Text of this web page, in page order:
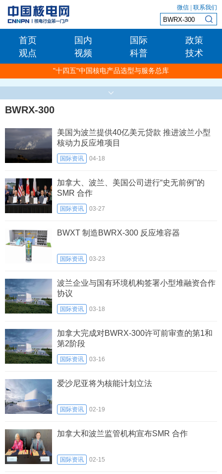
微信 联系我们
首页 国内 国际
政策
观点
视频 科普 技术
"十四五"中国核电产品选型与服务总库
BWRX-300
美国为波兰提供40亿美元贷款 推进波兰小型
核动力反应堆项目
国际资讯 04-18
加拿大、波兰、美国公司进行“史无前例”的
SMR 合作
国际资讯 03-27
BWXT 制造BWRX-300 反应堆容器
国际资讯 03-23
波兰企业与国有环境机构签署小型堆融资合作
协议
国际资讯 03-18
加拿大完成对BWRX-300许可前审查的第1和
第2阶段
国际资讯 03-16
爱沙尼亚将为核能计划立法
国际资讯 02-19
加拿大和波兰监管机构宣布SMR 合作
国际资讯 02-15